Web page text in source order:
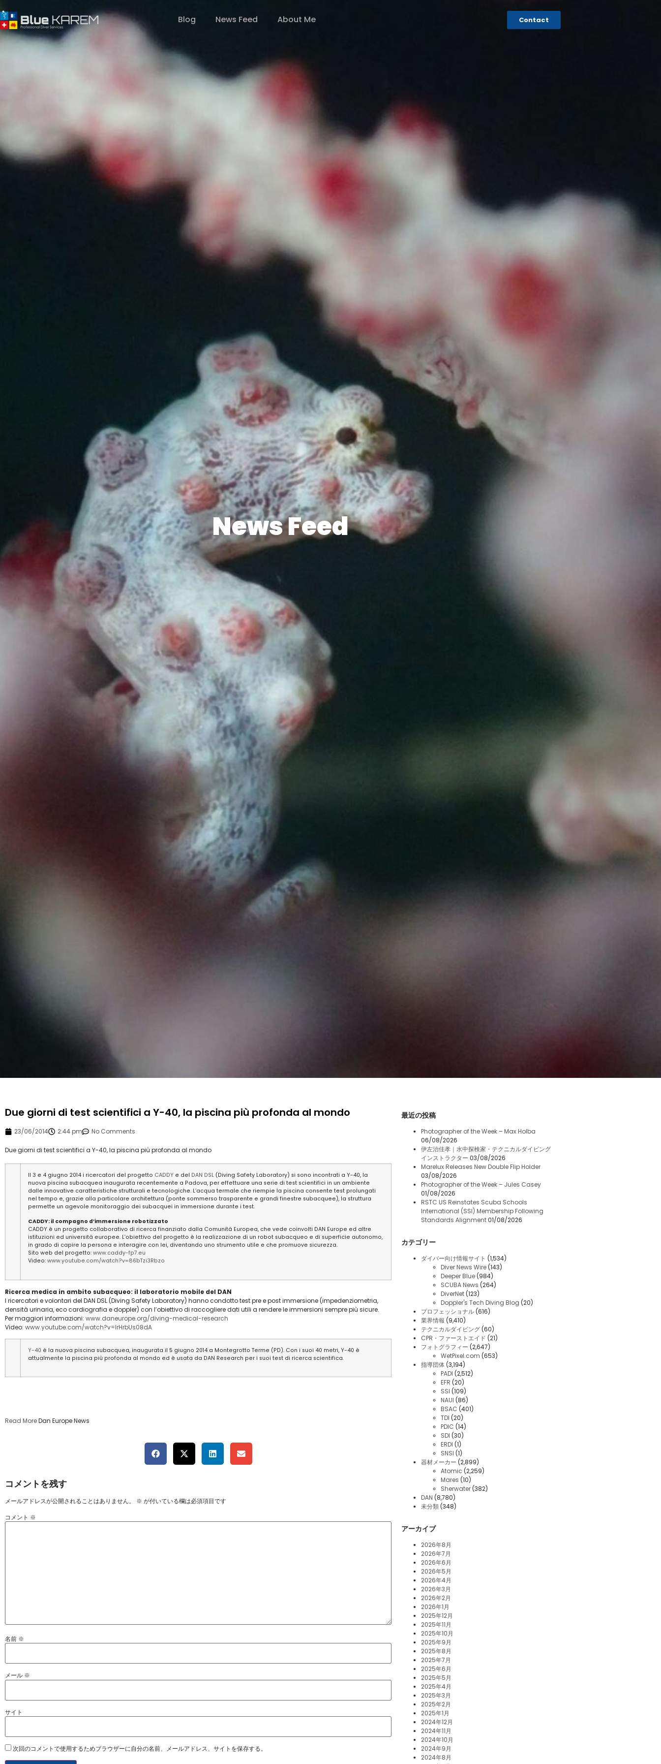
Blog News Feed About Me Contact
News Feed
Due giorni di test scientifici a Y-40, la piscina più profonda al mondo
23/06/2014 2:44 pm No Comments
Due giorni di test scientifici a Y-40, la piscina più profonda al mondo
Il 3 e 4 giugno 2014 i ricercatori del progetto CADDY e del DAN DSL (Diving Safety Laboratory) si sono incontrati a Y-40, la
nuova piscina subacquea inaugurata recentemente a Padova, per effettuare una serie di test scientifici in un ambiente
dalle innovative caratteristiche strutturali e tecnologiche. L’acqua termale che riempie la piscina consente test prolungati
nel tempo e, grazie alla particolare architettura (ponte sommerso trasparente e grandi finestre subacquee), la struttura
permette un agevole monitoraggio dei subacquei in immersione durante i test.
CADDY: il compagno d’immersione robotizzato
CADDY è un progetto collaborativo di ricerca finanziato dalla Comunità Europea, che vede coinvolti DAN Europe ed altre
istituzioni ed università europee. L’obiettivo del progetto è la realizzazione di un robot subacqueo e di superficie autonomo,
in grado di capire la persona e interagire con lei, diventando uno strumento utile e che promuove sicurezza.
Sito web del progetto: www.caddy-fp7.eu
Video: www.youtube.com/watch?v=86bTzi3Rbzo
Ricerca medica in ambito subacqueo: il laboratorio mobile del DAN
I ricercatori e volontari del DAN DSL (Diving Safety Laboratory) hanno condotto test pre e post immersione (impedenziometria,
densità urinaria, eco cardiografia e doppler) con l’obiettivo di raccogliere dati utili a rendere le immersioni sempre più sicure.
Per maggiori informazioni: www.daneurope.org/diving-medical-research
Video: www.youtube.com/watch?v=IrHrbUs08dA
Y-40 è la nuova piscina subacquea, inaugurata il 5 giugno 2014 a Montegrotto Terme (PD). Con i suoi 40 metri, Y-40 è
attualmente la piscina più profonda al mondo ed è usata da DAN Research per i suoi test di ricerca scientifica.
Read MoreDan Europe News
コメントを残す
メールアドレスが公開されることはありません。 ※ が付いている欄は必須項目です
コメント ※
名前 ※
メール ※
サイト
次回のコメントで使用するためブラウザーに自分の名前、メールアドレス、サイトを保存する。
最近の投稿
Photographer of the Week – Max Holba
06/08/2026
伊左治佳孝｜水中探検家・テクニカルダイビング
インストラクター 03/08/2026
Marelux Releases New Double Flip Holder
03/08/2026
Photographer of the Week – Jules Casey
01/08/2026
RSTC US Reinstates Scuba Schools
International (SSI) Membership Following
Standards Alignment 01/08/2026
カテゴリー
ダイバー向け情報サイト (1,534)
Diver News Wire (143)
Deeper Blue (984)
SCUBA News (264)
DiverNet (123)
Doppler's Tech Diving Blog (20)
プロフェッショナル (616)
業界情報 (9,410)
テクニカルダイビング (60)
CPR・ファーストエイド (21)
フォトグラフィー (2,647)
WetPixel.com (653)
指導団体 (3,194)
PADI (2,512)
EFR (20)
SSI (109)
NAUI (86)
BSAC (401)
TDI (20)
PDIC (14)
SDI (30)
ERDI (1)
SNSI (1)
器材メーカー (2,899)
Atomic (2,259)
Mares (10)
Sherwater (382)
DAN (8,780)
未分類 (348)
アーカイブ
2026年8月
2026年7月
2026年6月
2026年5月
2026年4月
2026年3月
2026年2月
2026年1月
2025年12月
2025年11月
2025年10月
2025年9月
2025年8月
2025年7月
2025年6月
2025年5月
2025年4月
2025年3月
2025年2月
2025年1月
2024年12月
2024年11月
2024年10月
2024年9月
2024年8月